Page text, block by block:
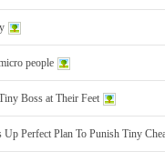
people
Boss at Their Feet
Perfect Plan To Punish Tiny